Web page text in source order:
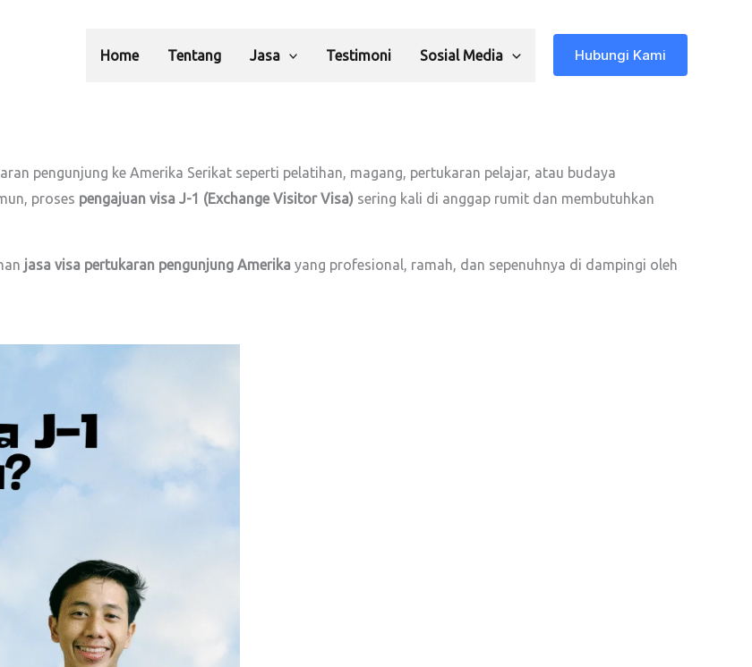
Home Tentang Jasa Testimoni Sosial Media Hubungi Kami
pengunjung ke Amerika Serikat seperti pelatihan, magang, pertukaran pelajar, atau budaya
proses pengajuan visa J-1 (Exchange Visitor Visa) sering kali di anggap rumit dan membutuhkan
jasa visa pertukaran pengunjung Amerika yang profesional, ramah, dan sepenuhnya di dampingi oleh